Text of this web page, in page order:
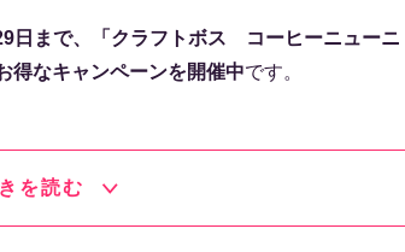
日まで、「クラフトボス コーヒーニューニ
なキャンペーンを開催中です。
を読む